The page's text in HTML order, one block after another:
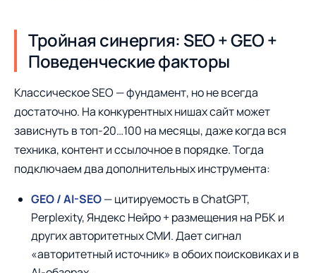
Тройная синергия: SEO + GEO +
Поведенческие факторы
Классическое SEO — фундамент, но не всегда
достаточно. На конкурентных нишах сайт может
зависнуть в топ-20…100 на месяцы, даже когда вся
техника, контент и ссылочное в порядке. Тогда
подключаем два дополнительных инструмента:
GEO / AI-SEO— цитируемость в ChatGPT,
Perplexity, Яндекс Нейро + размещения на РБК и
других авторитетных СМИ. Дает сигнал
«авторитетный источник» в обоих поисковиках и в